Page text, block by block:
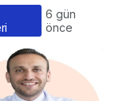
Kaçan6 gün
önce